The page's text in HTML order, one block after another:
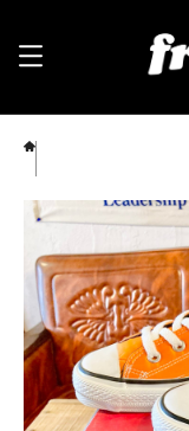
2102